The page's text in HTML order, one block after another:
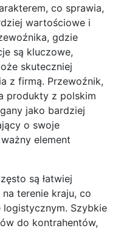
co sprawia,
wartościowe i
gdzie
są kluczowe,
skuteczniej
z firmą. Przewoźnik,
produkty z polskim
jako bardziej
o swoje
element
są łatwiej
terenie kraju, co
Szybkie
do kontrahentów,